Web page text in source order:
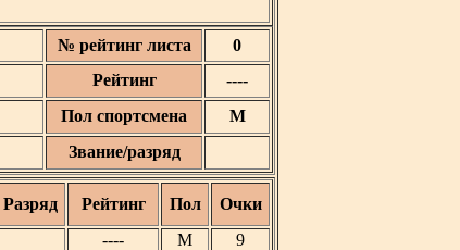
№ рейтинг листа
0
Рейтинг
----
Пол спортсмена
М
Звание/разряд
Разряд Рейтинг Пол
Очки
---- М
9